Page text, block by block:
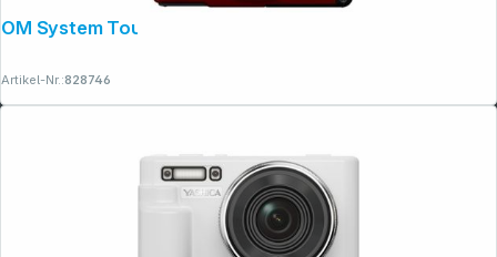
OM System Tough TG-7 rot
Artikel-Nr.:828746